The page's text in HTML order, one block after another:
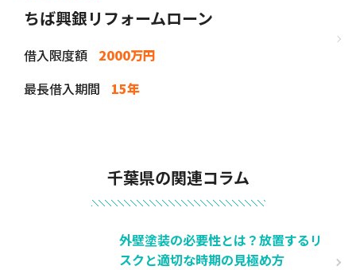
ちば興銀リフォームローン
借入限度額
2000万円
最長借入期間
15年
千葉県の関連コラム
外壁塗装の必要性とは？放置するリ
スクと適切な時期の見極め方